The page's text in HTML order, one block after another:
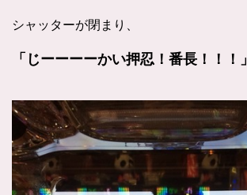
シャッターが閉まり、
「じーーーーかい押忍！番長！！！」